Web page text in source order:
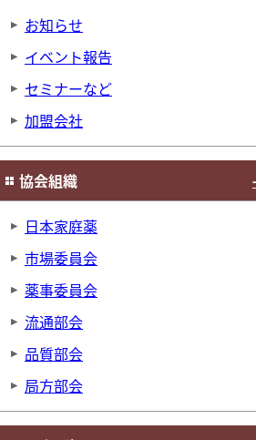
お知らせ
イベント報告
セミナーなど
加盟会社
協会組織
日本家庭薬
市場委員会
薬事委員会
流通部会
品質部会
局方部会